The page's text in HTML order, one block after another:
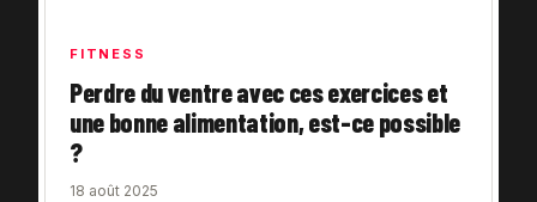
FITNESS
Perdre du ventre avec ces exercices et
une bonne alimentation, est-ce possible
?
18 août 2025